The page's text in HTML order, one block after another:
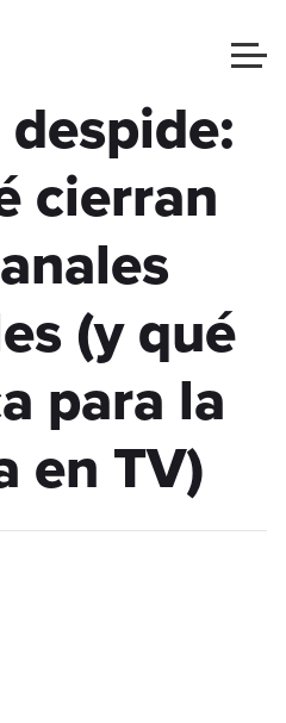
cierran
(y qué
para la
en TV)